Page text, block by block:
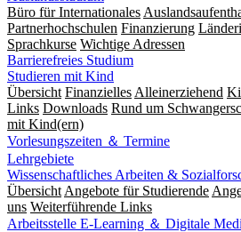
Büro für Internationales
Partnerhochschulen Finanzierung
Sprachkurse Wichtige Adressen
Barrierefreies Studium
Studieren mit Kind
Übersicht Finanzielles Alleinerziehend
Links Downloads Rund um
mit Kind(ern)
Vorlesungszeiten ＆ Termine
Lehrgebiete
Wissenschaftliches Arbeiten &
Übersicht Angebote für Studierende
uns Weiterführende Links
Arbeitsstelle E-Learning ＆ Digitale